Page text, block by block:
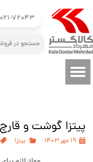
021-72043حساب کاربری من
تغییر گذر واژه
سفارشات
پیتزا گوشت و
۱۹ مهر ۱۴۰۳ پیتزا